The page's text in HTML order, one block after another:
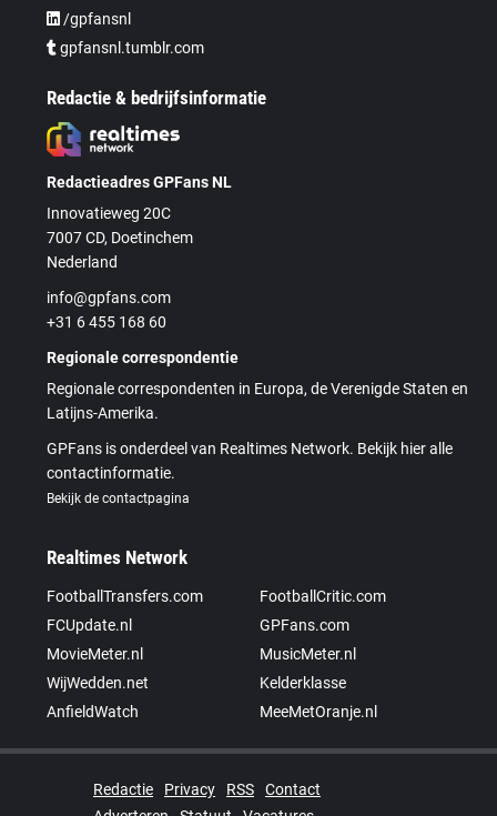
/gpfansnl
gpfansnl.tumblr.com
Redactie & bedrijfsinformatie
Redactieadres GPFans NL
Innovatieweg 20C
7007 CD, Doetinchem
Nederland
info@gpfans.com
+31 6 455 168 60
Regionale correspondentie
Regionale correspondenten in Europa, de Verenigde Staten en
Latijns-Amerika.
GPFans is onderdeel van Realtimes Network. Bekijk hier alle
contactinformatie.
Bekijk de contactpagina
Realtimes Network
FootballTransfers.com
FootballCritic.com
FCUpdate.nl
GPFans.com
MovieMeter.nl
MusicMeter.nl
WijWedden.net
Kelderklasse
AnfieldWatch
MeeMetOranje.nl
Redactie Privacy RSS
Contact